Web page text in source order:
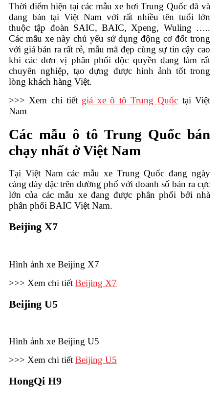
Thời điểm hiện tại các mẫu xe hơi Trung Quốc đã và
đang bán tại Việt Nam với rất nhiều tên tuổi lớn
thuộc tập đoàn SAIC, BAIC, Xpeng, Wuling …..
Các mẫu xe này chủ yếu sử dụng động cơ đốt trong
với giá bán ra rất rẻ, mẫu mã đẹp cùng sự tin cậy cao
khi các đơn vị phân phối độc quyền đang làm rất
chuyên nghiệp, tạo dựng được hình ảnh tốt trong
lòng khách hàng Việt.
>>> Xem chi tiết giá xe ô tô Trung Quốc tại Việt
Nam
Các mẫu ô tô Trung Quốc bán
chạy nhất ở Việt Nam
Tại Việt Nam các mẫu xe Trung Quốc đang ngày
càng dày đặc trên đường phố với doanh số bán ra cực
lớn của các mẫu xe đang được phân phối bởi nhà
phân phối BAIC Việt Nam.
Beijing X7
Hình ảnh xe Beijing X7
>>> Xem chi tiết Beijing X7
Beijing U5
Hình ảnh xe Beijing U5
>>> Xem chi tiết Beijing U5
HongQi H9